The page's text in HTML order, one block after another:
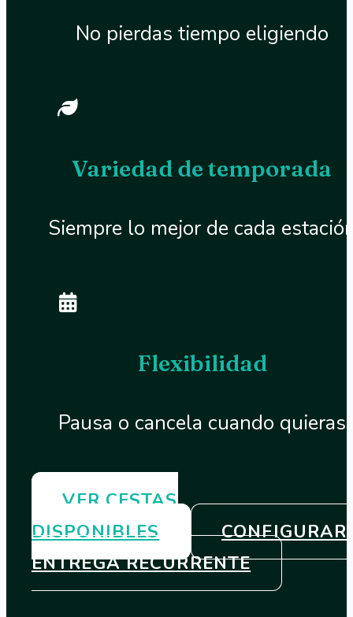
No pierdas tiempo eligiendo
Variedad de temporada
Siempre lo mejor de cada
Flexibilidad
Pausa o cancela cuando quieras
VER CESTAS
DISPONIBLES
CONFIGURAR
ENTREGA RECURRENTE